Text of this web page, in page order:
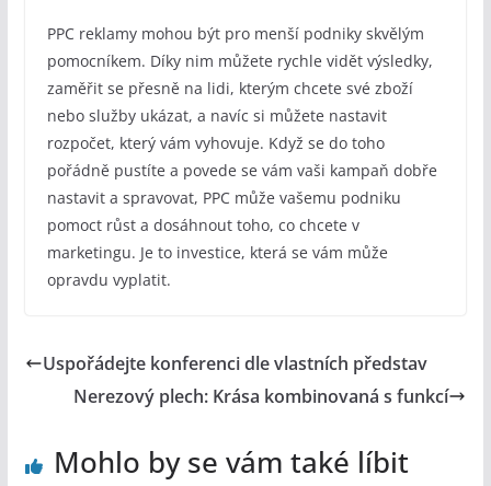
PPC reklamy mohou být pro menší podniky skvělým
pomocníkem. Díky nim můžete rychle vidět výsledky,
zaměřit se přesně na lidi, kterým chcete své zboží
nebo služby ukázat, a navíc si můžete nastavit
rozpočet, který vám vyhovuje. Když se do toho
pořádně pustíte a povede se vám vaši kampaň dobře
nastavit a spravovat, PPC může vašemu podniku
pomoct růst a dosáhnout toho, co chcete v
marketingu. Je to investice, která se vám může
opravdu vyplatit.
Uspořádejte konferenci dle vlastních představ
Nerezový plech: Krása kombinovaná s funkcí
Mohlo by se vám také líbit